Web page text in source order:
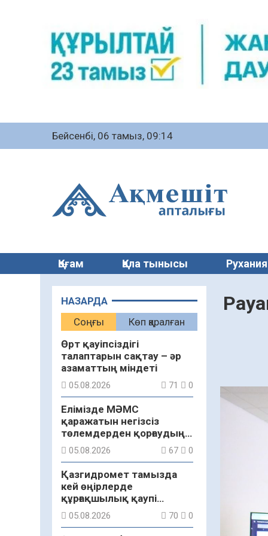
Бейсенбі, 06 тамыз, 09:14
Қоғам Қала тынысы
НАЗАРДА
Соңғы
Көп қаралған
Өрт қауіпсіздігі
талаптарын сақтау – әр
азаматтың міндеті
05.08.2026 71 0
Елімізде МӘМС
қаражатын негізсіз
төлемдерден қорғаудың
жаңа жүйесі құрылуда
05.08.2026 67 0
Қазгидромет тамызда
кей өңірлерде
құрғақшылық қаупі
жоғары екенін болжады
05.08.2026 70 0